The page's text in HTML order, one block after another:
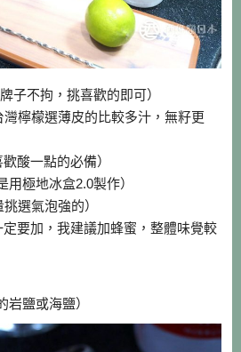
不拘，挑喜歡的即可）
檸檬選薄皮的比較多汁，無籽更
酸一點的必備）
極地冰盒2.0製作）
選氣泡強的）
要加，我建議加蜂蜜，整體味覺較
鹽或海鹽）